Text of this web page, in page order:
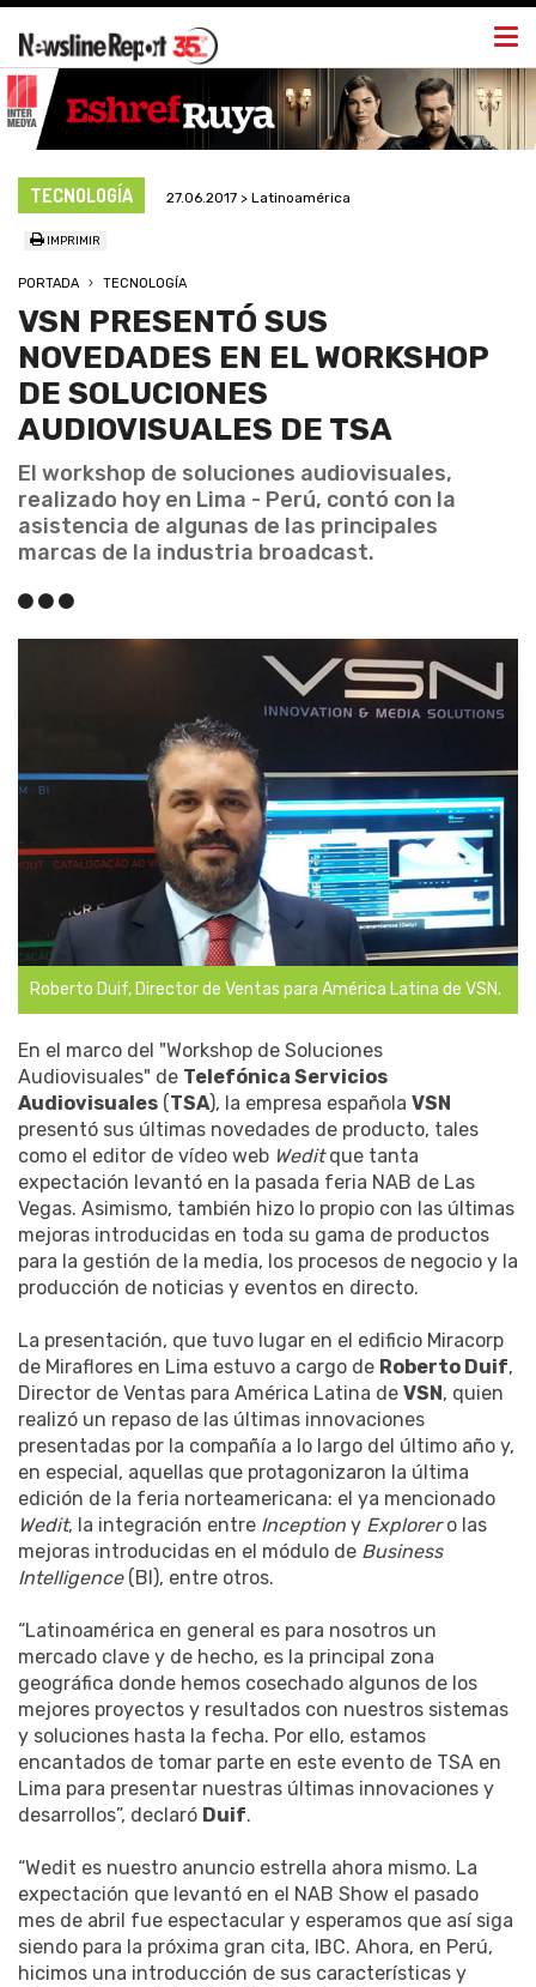
TECNOLOGÍA 27.06.2017 > Latinoamérica
IMPRIMIR
PORTADA TECNOLOGÍA
VSN PRESENTÓ SUS
NOVEDADES EN EL WORKSHOP
DE SOLUCIONES
AUDIOVISUALES DE TSA
El workshop de soluciones audiovisuales,
realizado hoy en Lima - Perú, contó con la
asistencia de algunas de las principales
marcas de la industria broadcast.
Roberto Duif, Director de Ventas para América Latina de VSN.
En el marco del "Workshop de Soluciones
Audiovisuales" de Telefónica Servicios
Audiovisuales (TSA), la empresa española VSN
presentó sus últimas novedades de producto, tales
como el editor de vídeo web Weditque tanta
expectación levantó en la pasada feria NAB de Las
Vegas. Asimismo, también hizo lo propio con las últimas
mejoras introducidas en toda su gama de productos
para la gestión de la media, los procesos de negocio y la
producción de noticias y eventos en directo.
La presentación, que tuvo lugar en el edificio Miracorp
de Miraflores en Lima estuvo a cargo de Roberto Duif,
Director de Ventas para América Latina de VSN, quien
realizó un repaso de las últimas innovaciones
presentadas por la compañía a lo largo del último año y,
en especial, aquellas que protagonizaron la última
edición de la feria norteamericana: el ya mencionado
Wedit, la integración entre Inception y Explorero las
mejoras introducidas en el módulo de Business
Intelligence(BI), entre otros.
“Latinoamérica en general es para nosotros un
mercado clave y de hecho, es la principal zona
geográfica donde hemos cosechado algunos de los
mejores proyectos y resultados con nuestros sistemas
y soluciones hasta la fecha. Por ello, estamos
encantados de tomar parte en este evento de TSA en
Lima para presentar nuestras últimas innovaciones y
desarrollos”, declaró Duif.
“Wedit es nuestro anuncio estrella ahora mismo. La
expectación que levantó en el NAB Show el pasado
mes de abril fue espectacular y esperamos que así siga
siendo para la próxima gran cita, IBC. Ahora, en Perú,
hicimos una introducción de sus características y